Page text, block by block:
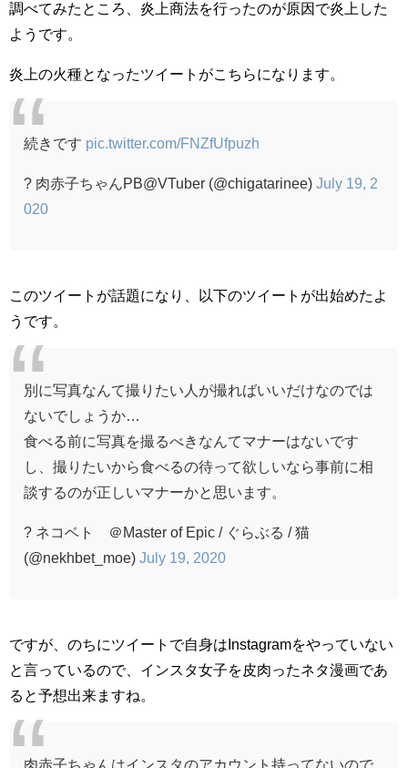
調べてみたところ、炎上商法を行ったのが原因で炎上した
ようです。
炎上の火種となったツイートがこちらになります。
続きです pic.twitter.com/FNZfUfpuzh
? 肉赤子ちゃんPB@VTuber (@chigatarinee) July 19, 2
020
このツイートが話題になり、以下のツイートが出始めたよ
うです。
別に写真なんて撮りたい人が撮ればいいだけなのでは
ないでしょうか…
食べる前に写真を撮るべきなんてマナーはないです
し、撮りたいから食べるの待って欲しいなら事前に相
談するのが正しいマナーかと思います。
? ネコベト ＠Master of Epic / ぐらぶる / 猫
(@nekhbet_moe) July 19, 2020
ですが、のちにツイートで自身はInstagramをやっていない
と言っているので、インスタ女子を皮肉ったネタ漫画であ
ると予想出来ますね。
肉赤子ちゃんはインスタのアカウント持ってないので